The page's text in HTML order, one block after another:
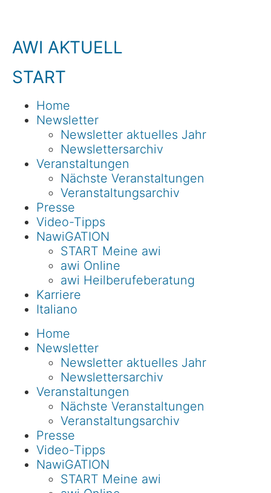
AWI AKTUELL
START
Home
Newsletter
Newsletter aktuelles Jahr
Newslettersarchiv
Veranstaltungen
Nächste Veranstaltungen
Veranstaltungsarchiv
Presse
Video-Tipps
NawiGATION
START Meine awi
awi Online
awi Heilberufeberatung
Karriere
Italiano
Home
Newsletter
Newsletter aktuelles Jahr
Newslettersarchiv
Veranstaltungen
Nächste Veranstaltungen
Veranstaltungsarchiv
Presse
Video-Tipps
NawiGATION
START Meine awi